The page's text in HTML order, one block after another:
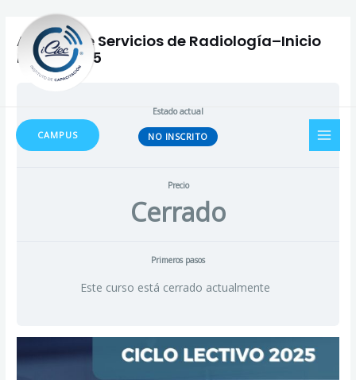
contenido
CAMPUS
Auxiliar de Servicios de Radiología–Inicio
Marzo 2025
Estado actual
NO INSCRITO
Precio
Cerrado
Primeros pasos
Este curso está cerrado actualmente